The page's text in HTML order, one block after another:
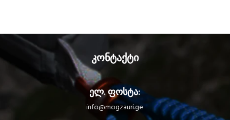
კონტაქტი
ელ. ფოსტა:
info@mogzauri.ge